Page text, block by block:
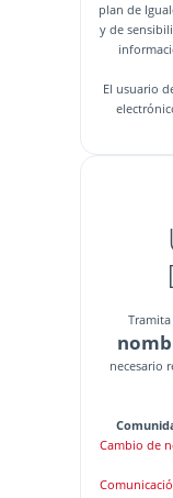
plan de
y de
El usuario
necesario
Cambio de